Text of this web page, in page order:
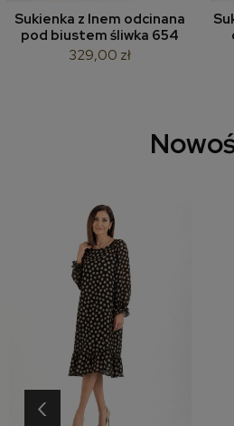
Sukienka z lnem odcinana
pod biustem śliwka 654
329,00 zł
‹